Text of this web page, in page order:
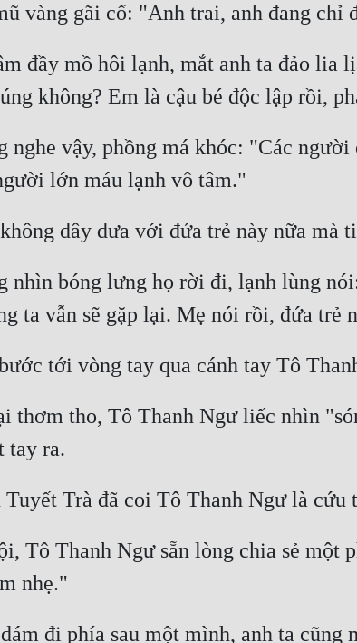
vàng gãi cổ: "Anh trai, anh đang chỉ
đầy mồ hôi lạnh, mắt anh ta đảo lia
không? Em là cậu bé độc lập rồi,
nghe vậy, phồng má khóc: "Các
lớn máu lạnh vô tâm."
dây dưa với đứa trẻ này nữa mà
nhìn bóng lưng họ rời đi, lạnh lùng
ta vẫn sẽ gặp lại. Mẹ nói rồi, đứa trẻ
tới vòng tay qua cánh tay Tô
thơm tho, Tô Thanh Ngư liếc nhìn
tay ra.
Trà đã coi Tô Thanh Ngư là cứu
Tô Thanh Ngư sẵn lòng chia sẻ một
nhẹ."
đi phía sau một mình, anh ta cũng